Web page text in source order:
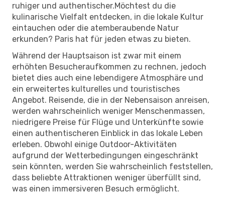
ruhiger und authentischer.Möchtest du die
kulinarische Vielfalt entdecken, in die lokale Kultur
eintauchen oder die atemberaubende Natur
erkunden? Paris hat für jeden etwas zu bieten.
Während der Hauptsaison ist zwar mit einem
erhöhten Besucheraufkommen zu rechnen, jedoch
bietet dies auch eine lebendigere Atmosphäre und
ein erweitertes kulturelles und touristisches
Angebot. Reisende, die in der Nebensaison anreisen,
werden wahrscheinlich weniger Menschenmassen,
niedrigere Preise für Flüge und Unterkünfte sowie
einen authentischeren Einblick in das lokale Leben
erleben. Obwohl einige Outdoor-Aktivitäten
aufgrund der Wetterbedingungen eingeschränkt
sein könnten, werden Sie wahrscheinlich feststellen,
dass beliebte Attraktionen weniger überfüllt sind,
was einen immersiveren Besuch ermöglicht.